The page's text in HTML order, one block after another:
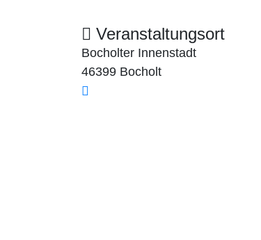
Veranstaltungsort
Bocholter Innenstadt
46399 Bocholt